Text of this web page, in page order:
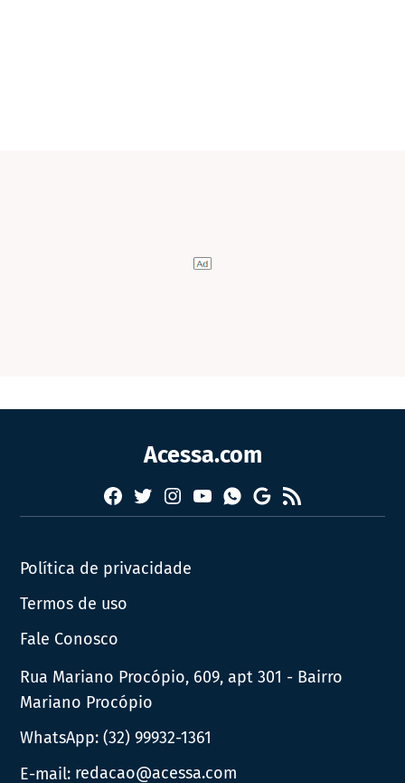
Acessa.com
Facebook
TwitterInstagram
YouTubeWhatsapp
Google
News
RSS
Política de privacidade
Termos de uso
Fale Conosco
Rua Mariano Procópio, 609, apt 301 - Bairro
Mariano Procópio
WhatsApp:(32) 99932-1361
E-mail: redacao@acessa.com